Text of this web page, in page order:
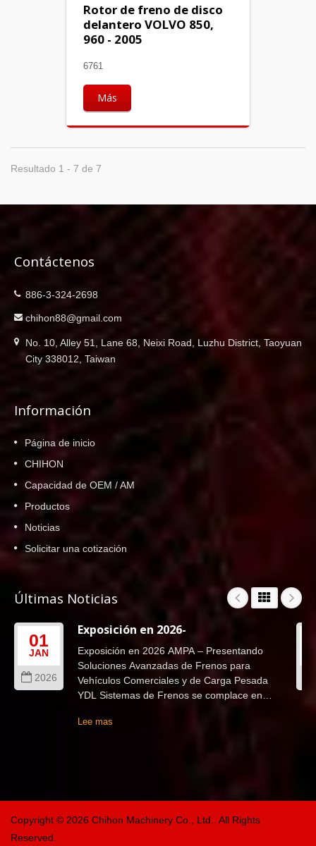
Rotor de freno de disco
delantero VOLVO 850,
960 - 2005
6761
Más
Resultado 1 - 7 de 7
Contáctenos
886-3-324-2698
chihon88@gmail.com
No. 10, Alley 51, Lane 68, Neixi Road, Luzhu District, Taoyuan
City 338012, Taiwan
Información
Página de inicio
CHIHON
Capacidad de OEM / AM
Productos
Noticias
Solicitar una cotización
Últimas Noticias
01
JAN
2026
Exposición en 2026-
Exposición en 2026 AMPA – Presentando
Soluciones Avanzadas de Frenos para
Vehículos Comerciales y de Carga Pesada
YDL Sistemas de Frenos se complace en
Lee mas
Copyright © 2026 Chihon Machinery Co., Ltd.. All Rights
Reserved.